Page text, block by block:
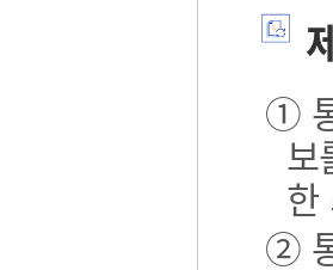
①
보
한
②